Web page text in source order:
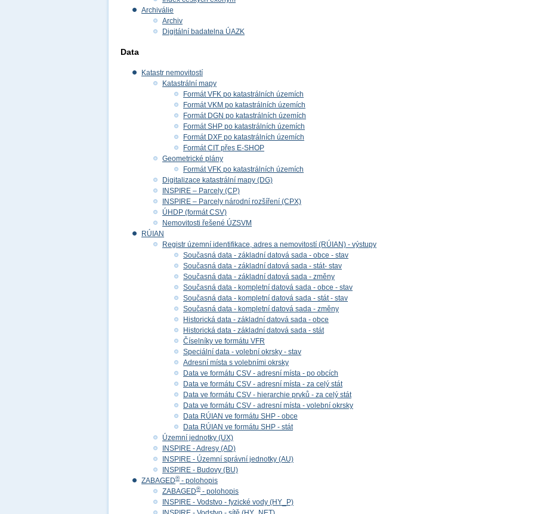
Archiválie
Archiv
Digitální badatelna ÚAZK
Data
Katastr nemovitostí
Katastrální mapy
Formát VFK po katastrálních územích
Formát VKM po katastrálních územích
Formát DGN po katastrálních územích
Formát SHP po katastrálních územích
Formát DXF po katastrálních územích
Formát CIT přes E-SHOP
Geometrické plány
Formát VFK po katastrálních územích
Digitalizace katastrální mapy (DG)
INSPIRE – Parcely (CP)
INSPIRE – Parcely národní rozšíření (CPX)
ÚHDP (formát CSV)
Nemovitosti řešené ÚZSVM
RÚIAN
Registr územní identifikace, adres a nemovitostí (RÚIAN) - výstupy
Současná data - základní datová sada - obce - stav
Současná data - základní datová sada - stát- stav
Současná data - základní datová sada - změny
Současná data - kompletní datová sada - obce - stav
Současná data - kompletní datová sada - stát - stav
Současná data - kompletní datová sada - změny
Historická data - základní datová sada - obce
Historická data - základní datová sada - stát
Číselníky ve formátu VFR
Speciální data - volební okrsky - stav
Adresní místa s volebními okrsky
Data ve formátu CSV - adresní místa - po obcích
Data ve formátu CSV - adresní místa - za celý stát
Data ve formátu CSV - hierarchie prvků - za celý stát
Data ve formátu CSV - adresní místa - volební okrsky
Data RÚIAN ve formátu SHP - obce
Data RÚIAN ve formátu SHP - stát
Územní jednotky (UX)
INSPIRE - Adresy (AD)
INSPIRE - Územní správní jednotky (AU)
INSPIRE - Budovy (BU)
ZABAGED®- polohopis
ZABAGED®- polohopis
INSPIRE - Vodstvo - fyzické vody (HY_P)